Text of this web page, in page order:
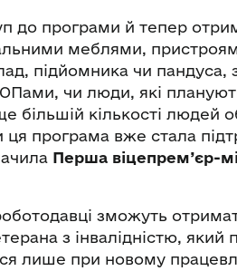
до програми й тепер
меблями,
підйомника чи пандуса,
чи люди, які
більшій кількості людей
ця програма вже стала
Перша віцепрем’єр-
зможуть
з інвалідністю,
лише при новому